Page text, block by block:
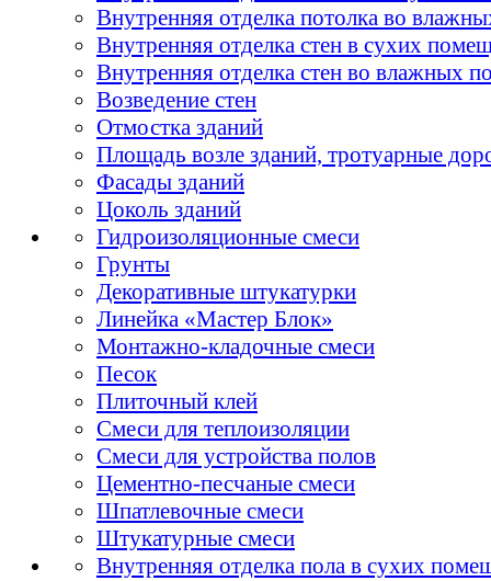
Внутренняя отделка потолка во
Внутренняя отделка стен в сухих
Внутренняя отделка стен во влажных
Возведение стен
Отмостка зданий
Площадь возле зданий, тротуарные
Фасады зданий
Цоколь зданий
Гидроизоляционные смеси
Грунты
Декоративные штукатурки
Линейка «Мастер Блок»
Монтажно-кладочные смеси
Песок
Плиточный клей
Смеси для теплоизоляции
Смеси для устройства полов
Цементно-песчаные смеси
Шпатлевочные смеси
Штукатурные смеси
Внутренняя отделка пола в сухих